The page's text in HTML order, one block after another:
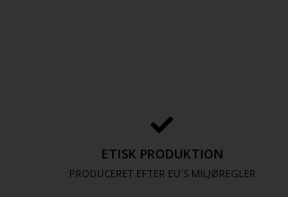
ETISK PRODUKTION
PRODUCERET EFTER EU´S MILJØREGLER